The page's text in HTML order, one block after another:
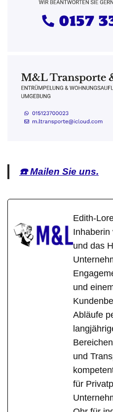
☎️ Mailen Sie uns.
Edith-
Inhaberin
und das
und
Abläufe
und
für